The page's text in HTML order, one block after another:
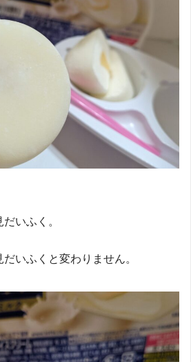
いふく。
いふくと変わりません。